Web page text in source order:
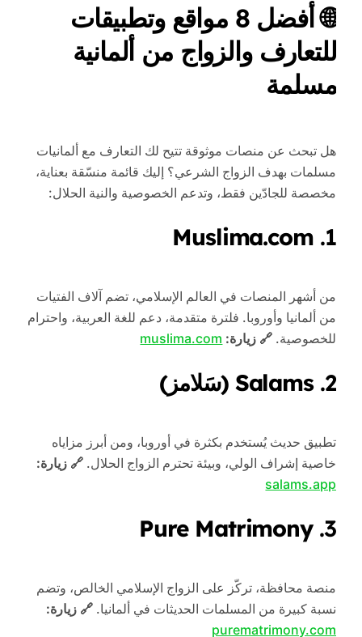
🌐 أفضل 8 مواقع وتطبيقات
للتعارف والزواج من ألمانية
مسلمة
هل تبحث عن منصات موثوقة تتيح لك التعارف مع ألمانيات
مسلمات بهدف الزواج الشرعي؟ إليك قائمة منسّقة بعناية،
مخصصة للجادّين فقط، وتدعم الخصوصية والنية الحلال:
1.
Muslima.com
من أشهر المنصات في العالم الإسلامي، تضم آلاف الفتيات
من ألمانيا وأوروبا. فلترة متقدمة، دعم للغة العربية، واحترام
للخصوصية. 🔗 زيارة: muslima.com
2. Salams (سَلامز)
تطبيق حديث يُستخدم بكثرة في أوروبا، ومن أبرز مزاياه
خاصية إشراف الولي، وبيئة تحترم الزواج الحلال. 🔗 زيارة:
salams.app
3.
Pure Matrimony
منصة محافظة، تركّز على الزواج الإسلامي الخالص، وتضم
نسبة كبيرة من المسلمات الحديثات في ألمانيا. 🔗 زيارة:
purematrimony.com